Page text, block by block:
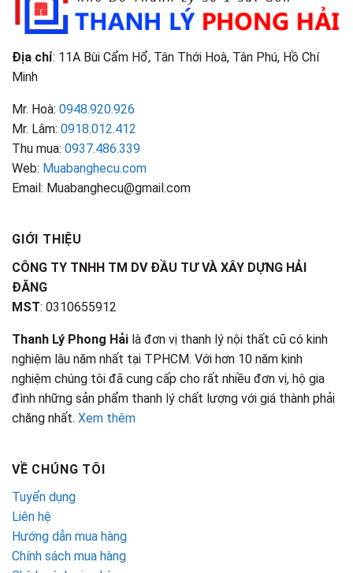
Nhận
Biết
Địa chỉ: 11A Bùi Cẩm Hổ, Tân Thới Hoà, Tân Phú, Hồ Chí
Minh
Mr. Hoà: 0948.920.926
Mr. Lâm: 0918.012.412
Thu mua: 0937.486.339
Web: Muabanghecu.com
Email: Muabanghecu@gmail.com
GIỚI THIỆU
CÔNG TY TNHH TM DV ĐẦU TƯ VÀ XÂY DỰNG HẢI
ĐĂNG
MST: 0310655912
Thanh Lý Phong Hải là đơn vị thanh lý nội thất cũ có kinh
nghiệm lâu năm nhất tại TPHCM. Với hơn 10 năm kinh
nghiệm chúng tôi đã cung cấp cho rất nhiều đơn vị, hộ gia
đình những sản phẩm thanh lý chất lượng với giá thành phải
chăng nhất. Xem thêm
VỀ CHÚNG TÔI
Tuyển dụng
Liên hệ
Hướng dẫn mua hàng
Chính sách mua hàng